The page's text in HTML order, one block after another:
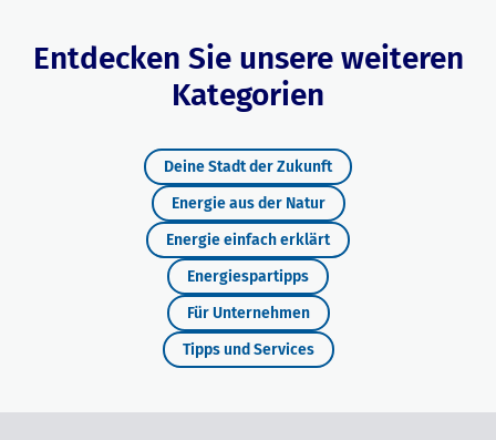
Entdecken Sie unsere weiteren
Kategorien
Deine Stadt der Zukunft
Energie aus der Natur
Energie einfach erklärt
Energiespartipps
Für Unternehmen
Tipps und Services